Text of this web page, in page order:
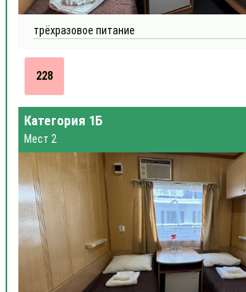
трёхразовое питание
228
Категория 1Б
Мест 2